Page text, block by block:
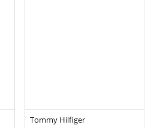
Tommy Hilfiger